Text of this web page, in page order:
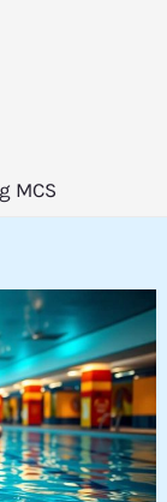
MCS